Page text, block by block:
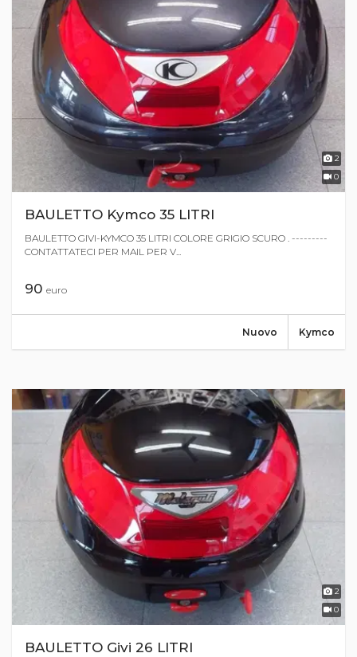
2
0
BAULETTO Kymco 35 LITRI
BAULETTO GIVI-KYMCO 35 LITRI COLORE GRIGIO SCURO . ---------
CONTATTATECI PER MAIL PER V...
90 euro
Kymco
Nuovo
2
0
BAULETTO Givi 26 LITRI